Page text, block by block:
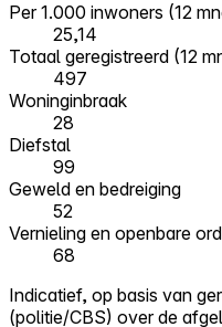
Per 1.000 inwoners (12
25,14
Totaal geregistreerd (12
497
Woninginbraak
28
Diefstal
99
Geweld en bedreiging
52
Vernieling en openbare
68
Indicatief, op basis van
(politie/CBS) over de